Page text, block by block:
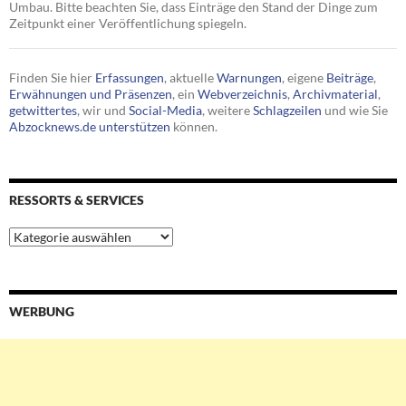
Umbau. Bitte beachten Sie, dass Einträge den Stand der Dinge zum
Zeitpunkt einer Veröffentlichung spiegeln.
Finden Sie hier Erfassungen, aktuelleWarnungen, eigene Beiträge,
Erwähnungen und Präsenzen, ein Webverzeichnis, Archivmaterial,
getwittertes, wir und Social-Media, weitereSchlagzeilen und wie Sie
Abzocknews.de unterstützen können.
RESSORTS & SERVICES
Ressorts
&
WERBUNG